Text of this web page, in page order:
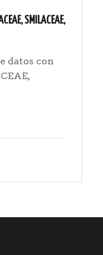
SMILACEAE,
datos con